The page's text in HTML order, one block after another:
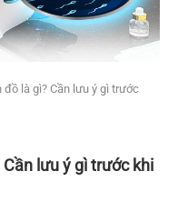
là gì? Cần lưu ý gì trước
lưu ý gì trước khi